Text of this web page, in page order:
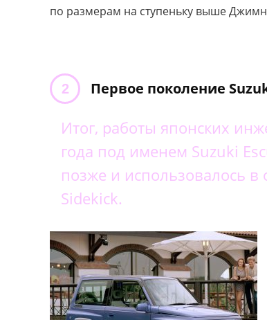
по размерам на ступеньку выше
Первое поколение
Итог, работы японских
года под именем Suzuki
позже и использовалось
Sidekick.